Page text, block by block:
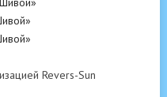
Revers-Sun